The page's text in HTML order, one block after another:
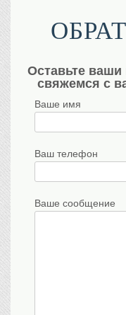
Оставьте
свяжемся с
Ваше имя
Ваш телефон
Ваше сообщение